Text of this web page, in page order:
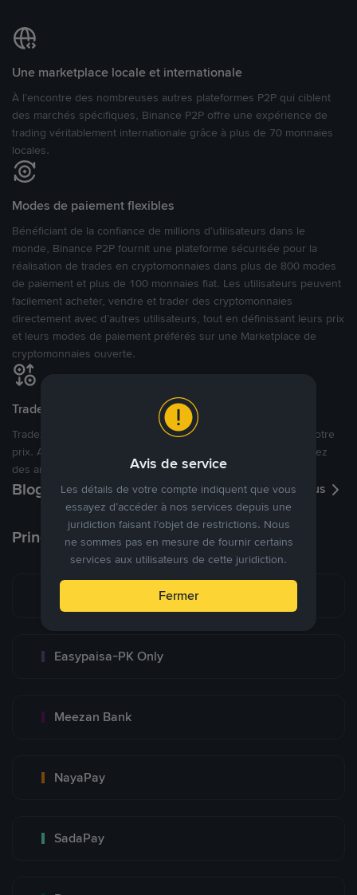
Une marketplace locale et internationale
À l’encontre des nombreuses autres plateformes P2P qui ciblent
des marchés spécifiques, Binance P2P offre une expérience de
trading véritablement internationale grâce à plus de 70 monnaies
locales.
Modes de paiement flexibles
Bénéficiant de la confiance de millions d’utilisateurs dans le
monde, Binance P2P fournit une plateforme sécurisée pour la
réalisation de trades en cryptomonnaies dans plus de 800 modes
de paiement et plus de 100 monnaies fiat. Les utilisateurs peuvent
facilement acheter, vendre et trader des cryptomonnaies
directement avec d’autres utilisateurs, tout en définissant leurs prix
et leurs modes de paiement préférés sur une Marketplace de
cryptomonnaies ouverte.
Tradez à des prix avantageux pour vous
Tradez des cryptos en étant libres d’acheter et de vendre à votre
prix. Achetez ou vendez à partir des offres existantes, ou créez
des annonces commerciales pour fixer vos propres prix.
Blog P2P Voir plus
Principaux modes de paiement
Easypaisa-PK Only
Meezan Bank
NayaPay
SadaPay
Avis de service
Les détails de votre compte indiquent que vous
essayez d’accéder à nos services depuis une
juridiction faisant l’objet de restrictions. Nous
ne sommes pas en mesure de fournir certains
services aux utilisateurs de cette juridiction.
Fermer